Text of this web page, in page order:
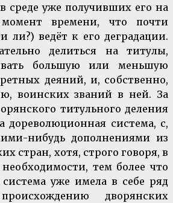
среде уже получивших его на
времени, что почти
ли?) ведёт к его деградации.
делиться на титулы,
большую или меньшую
деяний, и, собственно,
воинских званий в ней. За
титульного деления
дореволюционная система, с,
нибудь дополнениями из
стран, хотя, строго говоря, в
тем более что
система уже имела в себе ряд
дворянских